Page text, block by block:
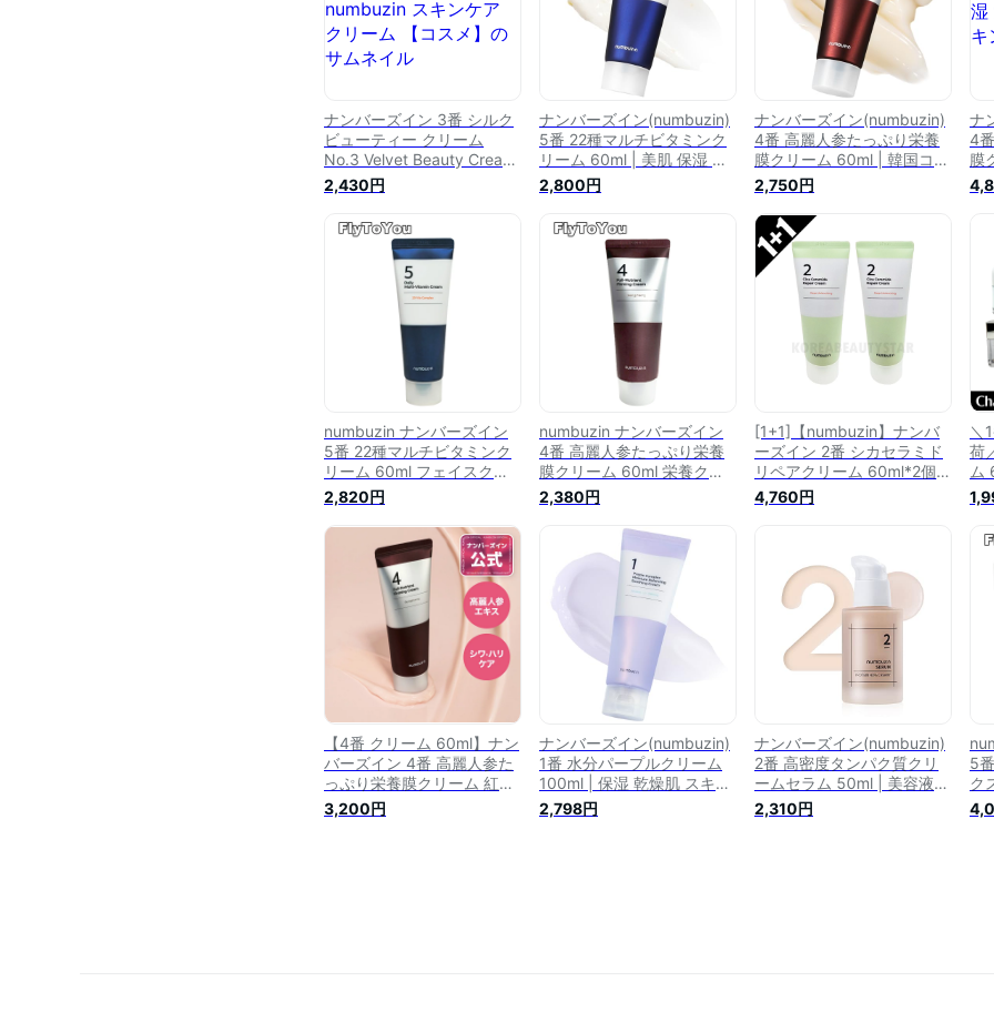
ナンバーズイン 3番 シルク
ビューティー クリーム
No.3 Velvet Beauty Cream
60ml numbuzin スキンケア
クリーム 【コスメ】
2,430円
ナンバーズイン(numbuzin)
5番 22種マルチビタミンク
リーム 60ml | 美肌 保湿 韓
国スキンケア 韓国クリーム
韓国コスメ
2,800円
ナンバーズイン(numbuzin)
4番 高麗人参たっぷり栄養
膜クリーム 60ml | 韓国コス
メ 保湿 栄養クリーム 韓国
スキンケア
2,750円
ナ
4
膜
メ
ス
numbuzin ナンバーズイン
5番 22種マルチビタミンク
リーム 60ml フェイスクリ
ーム ビタミンクリーム スキ
ンケア 単品 韓国コスメ 正
規品
2,820円
numbuzin ナンバーズイン
4番 高麗人参たっぷり栄養
膜クリーム 60ml 栄養クリ
ーム フェイスクリーム スキ
ンケア 単品 韓国コスメ 正
2,380円
[1+1]【numbuzin】ナンバ
ーズイン 2番 シカセラミド
リペアクリーム 60ml*2個
クリーム 韓国クリーム スキ
ンケア 韓国スキンケア コス
4,760円
＼
荷
ム
ク
【4番 クリーム 60ml】ナン
バーズイン 4番 高麗人参た
っぷり栄養膜クリーム 紅参
エキス配合 バームテクスチ
ャー 韓国コスメ 高麗人参
3,200円
ナンバーズイン(numbuzin)
1番 水分パープルクリーム
100ml | 保湿 乾燥肌 スキン
ケア 肌荒れスキンケア 韓国
コスメ 韓国スキンケア
2,798円
ナンバーズイン(numbuzin)
2番 高密度タンパク質クリ
ームセラム 50ml | 美容液
韓国コスメ 韓国美容液 韓国
セラム 韓国スキンケア
2,310円
5
ク
個
グ